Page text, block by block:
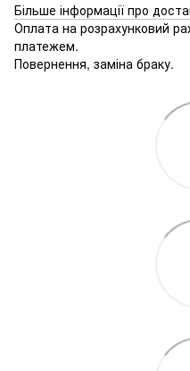
Більше інформації про
Оплата на розрахунковий
платежем.
Повернення, заміна браку.